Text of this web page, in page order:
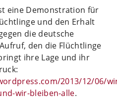
eine Demonstration für
und den Erhalt
die deutsche
den die Flüchtlinge
ihre Lage und ihr
2013/12/06/
wir-bleiben-alle.